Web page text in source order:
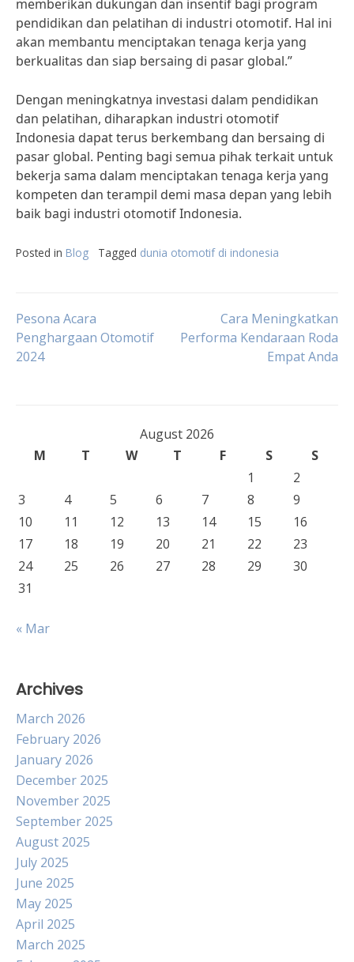
memberikan dukungan dan insentif bagi program
pendidikan dan pelatihan di industri otomotif. Hal ini
akan membantu menciptakan tenaga kerja yang
berkualitas dan siap bersaing di pasar global.”
Dengan meningkatnya investasi dalam pendidikan
dan pelatihan, diharapkan industri otomotif
Indonesia dapat terus berkembang dan bersaing di
pasar global. Penting bagi semua pihak terkait untuk
bekerja sama dalam menciptakan tenaga kerja yang
kompeten dan terampil demi masa depan yang lebih
baik bagi industri otomotif Indonesia.
Posted in Blog Tagged dunia otomotif di indonesia
Post
navigation
Pesona Acara
Penghargaan Otomotif
2024
Cara Meningkatkan
Performa Kendaraan Roda
Empat Anda
August 2026
M
T W T F S
S
1
2
3
4 5 6 7 8
9
10
11 12 13 14 15
16
17
18 19 20 21 22
23
24
25 26 27 28 29
30
31
« Mar
Archives
March 2026
February 2026
January 2026
December 2025
November 2025
September 2025
August 2025
July 2025
June 2025
May 2025
April 2025
March 2025